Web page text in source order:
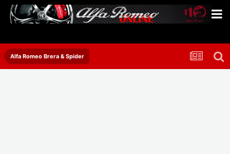
Alfa Romeo Brera & Spider